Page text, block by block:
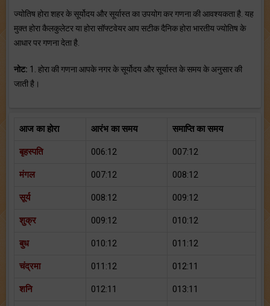
ज्योतिष होरा शहर के सूर्योदय और सूर्यास्त का उपयोग कर गणना की आवश्यकता है. यह
मुक्त होरा कैलकुलेटर या होरा सॉफ्टवेयर आप सटीक दैनिक होरा भारतीय ज्योतिष के
आधार पर गणना देता है.
नोट: 1. होरा की गणना आपके नगर के सूर्योदय और सूर्यास्त के समय के अनुसार की
जाती है।
आज का होरा आरंभ का समय समाप्ति का समय
बृहस्पति 006:12 007:12
मंगल 007:12 008:12
सूर्य 008:12 009:12
शुक्र 009:12 010:12
बुध 010:12 011:12
चंद्रमा 011:12 012:11
शनि 012:11 013:11